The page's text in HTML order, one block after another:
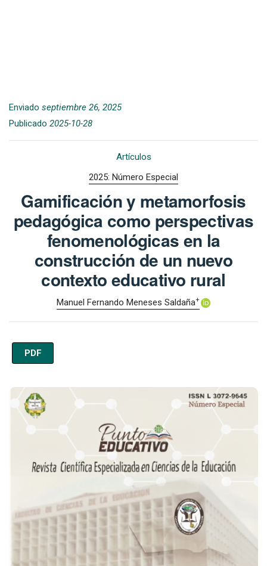
Enviado septiembre 26, 2025
Publicado 2025-10-28
Artículos
2025: Número Especial
Gamificación y metamorfosis
pedagógica como perspectivas
fenomenológicas en la
construcción de un nuevo
contexto educativo rural
Manuel Fernando Meneses Saldaña+
PDF
Imagen de portada